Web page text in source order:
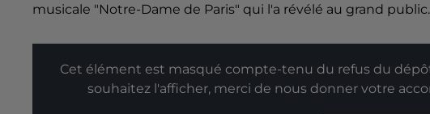
musicale "Notre-Dame de Paris" qui l'a révélé au grand public.
Cet élément est masqué compte-tenu du refus du
souhaitez l'afficher, merci de nous donner votre